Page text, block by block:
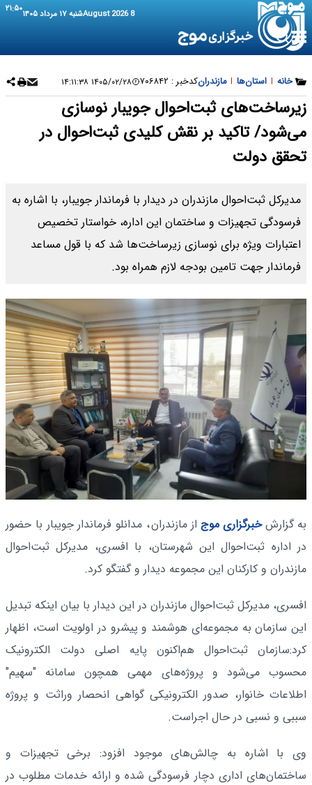
8 August 2026 شنبه ۱۷ مرداد ۱۴۰۵ ۲۱:۵۰
خانه | استان‌ها | مازندرانکدخبر : ۷۰۶۸۴۲ ۱۴۰۵/۰۲/۲۸ ۱۴:۱۱:۳۸
زیرساخت‌های ثبت‌احوال جویبار نوسازی
می‌شود/ تاکید بر نقش کلیدی ثبت‌احوال در
تحقق دولت
مدیرکل ثبت‌احوال مازندران در دیدار با فرماندار جویبار، با اشاره به
فرسودگی تجهیزات و ساختمان این اداره، خواستار تخصیص
اعتبارات ویژه برای نوسازی زیرساخت‌ها شد که با قول مساعد
فرماندار جهت تامین بودجه لازم همراه بود.
به گزارشخبرگزاری موج از مازندران، مدانلو فرماندار جویبار با حضور
در اداره ثبت‌احوال این شهرستان، با افسری، مدیرکل ثبت‌احوال
مازندران و کارکنان این مجموعه دیدار و گفتگو کرد.
افسری، مدیرکل ثبت‌احوال مازندران در این دیدار با بیان اینکه تبدیل
این سازمان به مجموعه‌ای هوشمند و پیشرو در اولویت است، اظهار
کرد:سازمان ثبت‌احوال هم‌اکنون پایه اصلی دولت الکترونیک
محسوب می‌شود و پروژه‌های مهمی همچون سامانه "سهیم"
اطلاعات خانوار، صدور الکترونیکی گواهی انحصار وراثت و پروژه
سببی و نسبی در حال اجراست.
وی با اشاره به چالش‌های موجود افزود: برخی تجهیزات و
ساختمان‌های اداری دچار فرسودگی شده و ارائه خدمات مطلوب در